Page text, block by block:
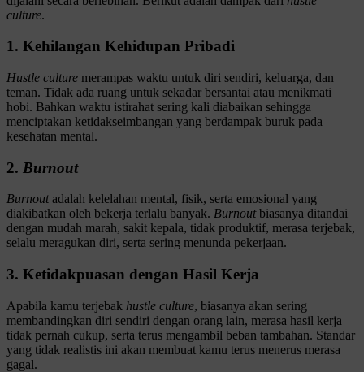
culture.
1. Kehilangan Kehidupan Pribadi
Hustle culture merampas waktu untuk diri sendiri, keluarga, dan
teman. Tidak ada ruang untuk sekadar bersantai atau menikmati
hobi. Bahkan waktu istirahat sering kali diabaikan sehingga
menciptakan ketidakseimbangan yang berdampak buruk pada
kesehatan mental.
2. Burnout
Burnoutadalah kelelahan mental, fisik, serta emosional yang
diakibatkan oleh bekerja terlalu banyak. Burnoutbiasanya ditandai
dengan mudah marah, sakit kepala, tidak produktif, merasa terjebak,
selalu meragukan diri, serta sering menunda pekerjaan.
3. Ketidakpuasan dengan Hasil Kerja
Apabila kamu terjebak hustle culture, biasanya akan sering
membandingkan diri sendiri dengan orang lain, merasa hasil kerja
tidak pernah cukup, serta terus mengambil beban tambahan. Standar
yang tidak realistis ini akan membuat kamu terus menerus merasa
gagal.